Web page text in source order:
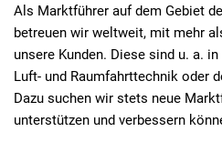
Als Marktführer auf dem Gebiet
betreuen wir weltweit, mit mehr
unsere Kunden. Diese sind u. a.
Luft- und Raumfahrttechnik oder
Dazu suchen wir stets neue
unterstützen und verbessern